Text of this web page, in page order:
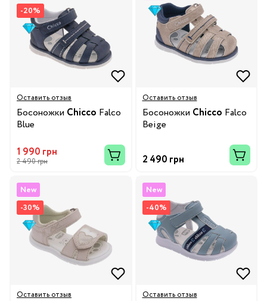
-20%
Оставить отзыв
Босоножки Chicco Falco
Blue
1 990 грн
2 490 грн
Оставить отзыв
Босоножки Chicco Falco
Beige
2 490 грн
New
-30%
Оставить отзыв
New
-40%
Оставить отзыв